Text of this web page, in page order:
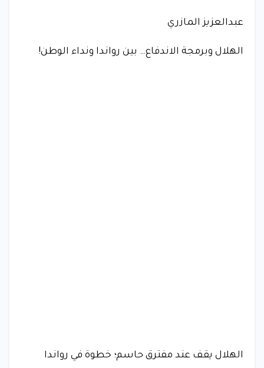
عبدالعزيز المازري
الهلال وبرمجة الاندفاع… بين رواندا ونداء الوطن!
الهلال يقف عند مفترق حاسم؛ خطوة في رواندا